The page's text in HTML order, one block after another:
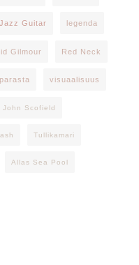
Guitar legenda
Gilmour Red Neck
parasta visuaalisuus
John Scofield
Tullikamari
Allas Sea Pool